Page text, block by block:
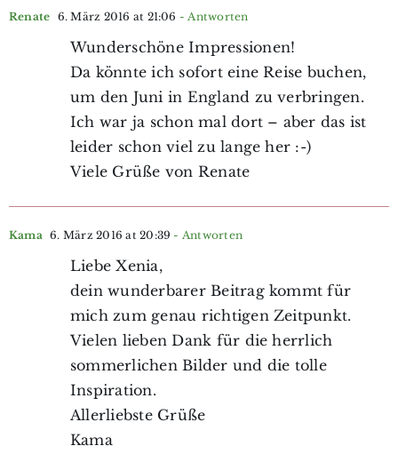
Renate 6. März 2016 at 21:06 - Antworten
Wunderschöne Impressionen!
Da könnte ich sofort eine Reise buchen,
um den Juni in England zu verbringen.
Ich war ja schon mal dort – aber das ist
leider schon viel zu lange her :-)
Viele Grüße von Renate
Kama 6. März 2016 at 20:39 - Antworten
Liebe Xenia,
dein wunderbarer Beitrag kommt für
mich zum genau richtigen Zeitpunkt.
Vielen lieben Dank für die herrlich
sommerlichen Bilder und die tolle
Inspiration.
Allerliebste Grüße
Kama